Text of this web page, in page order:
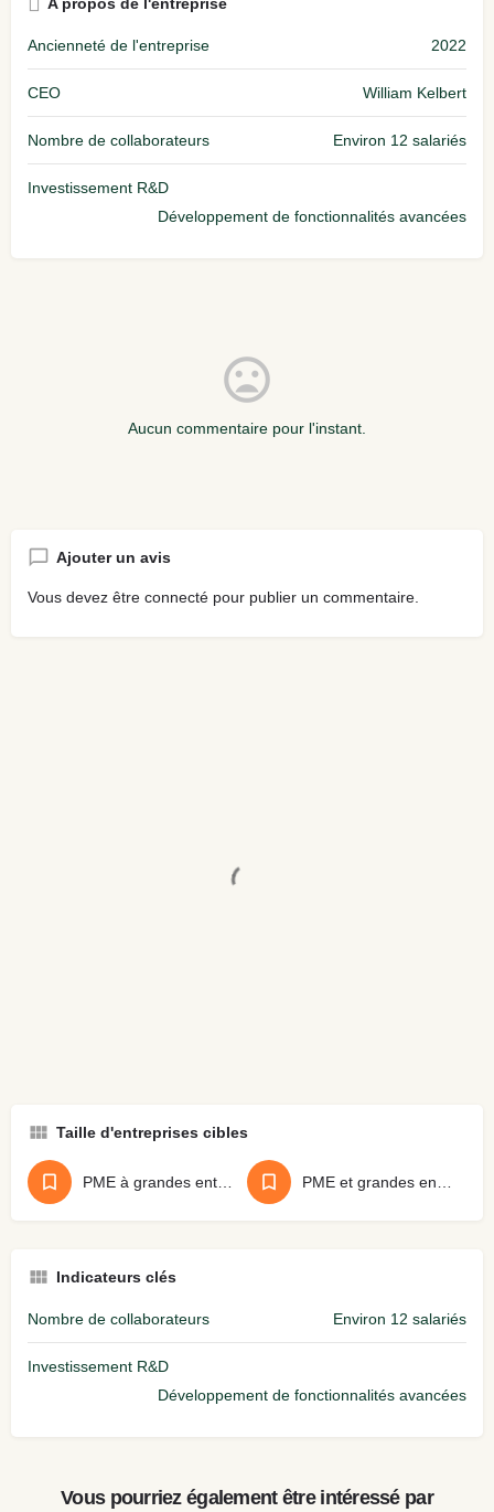
Ancienneté de l'entreprise 2022
CEO William Kelbert
Nombre de collaborateurs Environ 12 salariés
Investissement R&D
Développement de fonctionnalités avancées
Aucun commentaire pour l'instant.
Ajouter un avis
Vous devez être connecté pour publier un commentaire.
Taille d'entreprises cibles
Indicateurs clés
Nombre de collaborateurs Environ 12 salariés
Investissement R&D
Développement de fonctionnalités avancées
Vous pourriez également être intéressé par